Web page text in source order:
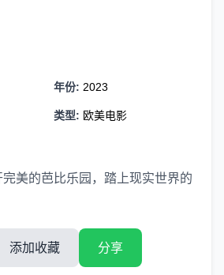
年份: 2023
类型: 欧美电影
美的芭比乐园，踏上现实世界的
添加收藏 分享